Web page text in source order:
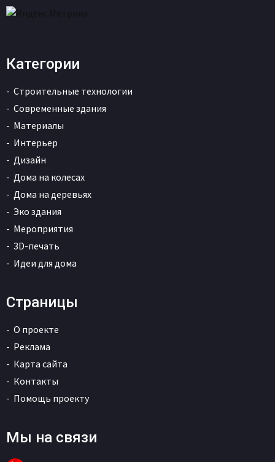
Категории
Строительные технологии
Современные здания
Материалы
Интерьер
Дизайн
Дома на колесах
Дома на деревьях
Эко здания
Мероприятия
3D-печать
Идеи для дома
Страницы
О проекте
Реклама
Карта сайта
Контакты
Помощь проекту
Мы на связи